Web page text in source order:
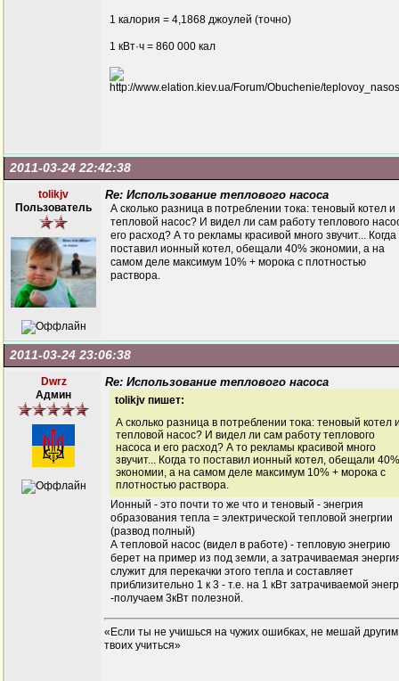
1 калория = 4,1868 джоулей (точно)
1 кВт·ч = 860 000 кал
2011-03-24 22:42:38
tolikjv
Пользователь
Re: Использование теплового насоса
А сколько разница в потреблении тока: теновый котел и
тепловой насос? И видел ли сам работу теплового
его расход? А то рекламы красивой много звучит... Когда
поставил ионный котел, обещали 40% экономии, а на
самом деле максимум 10% + морока с плотностью
раствора.
2011-03-24 23:06:38
Dwrz
Админ
Re: Использование теплового насоса
tolikjv пишет:
А сколько разница в потреблении тока: теновый котел
тепловой насос? И видел ли сам работу теплового
насоса и его расход? А то рекламы красивой много
звучит... Когда то поставил ионный котел, обещали 40%
экономии, а на самом деле максимум 10% + морока с
плотностью раствора.
Ионный - это почти то же что и теновый - энегрия
образования тепла = электрической тепловой энегргии
(развод полный)
А тепловой насос (видел в работе) - тепловую энегрию
берет на пример из под земли, а затрачиваемая
служит для перекачки этого тепла и составляет
приблизительно 1 к 3 - т.е. на 1 кВт затрачиваемой
-получаем 3кВт полезной.
«Если ты не учишься на чужих ошибках, не мешай
твоих учиться»